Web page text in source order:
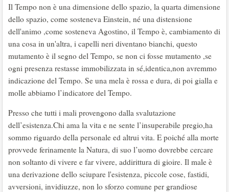
Il Tempo non è una dimensione dello spazio, la quarta dimensione
dello spazio, come sosteneva Einstein, né una distensione
dell'animo ,come sosteneva Agostino, il Tempo è, cambiamento di
una cosa in un'altra, i capelli neri diventano bianchi, questo
mutamento è il segno del Tempo, se non ci fosse mutamento ,se
ogni presenza restasse immobilizzata in sé,identica,non avremmo
indicazione del Tempo. Se una mela è rossa e dura, di poi gialla e
molle abbiamo l’indicatore del Tempo.
Presso che tutti i mali provengono dalla svalutazione
dell’esistenza.Chi ama la vita e ne sente l’insuperabile pregio,ha
sommo riguardo della personale ed altrui vita. E poiché alla morte
provvede ferinamente la Natura, di suo l’uomo dovrebbe cercare
non soltanto di vivere e far vivere, addirittura di gioire. Il male è
una derivazione dello sciupare l'esistenza, piccole cose, fastidi,
avversioni, invidiuzze, non lo sforzo comune per grandiose